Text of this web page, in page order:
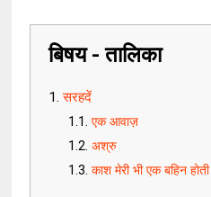
बिषय - तालिका
सरहदें
एक आवाज़
अश्रु
काश मेरी भी एक बहिन होती